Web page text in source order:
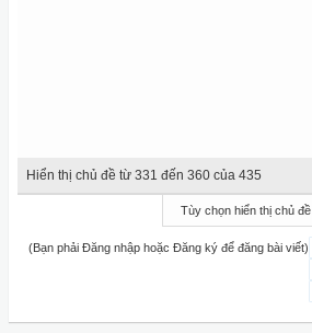
Hiển thị chủ đề từ 331 đến 360 của 435
Tùy chọn hiển thị chủ đề
(Bạn phải Đăng nhập hoặc Đăng ký để đăng bài viết)